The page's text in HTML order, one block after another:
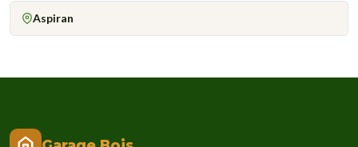
Aspiran